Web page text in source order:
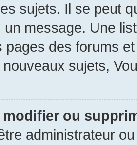
sujets. Il se peut
un message. Une
pages des forums
nouveaux sujets,
ou
administrateur